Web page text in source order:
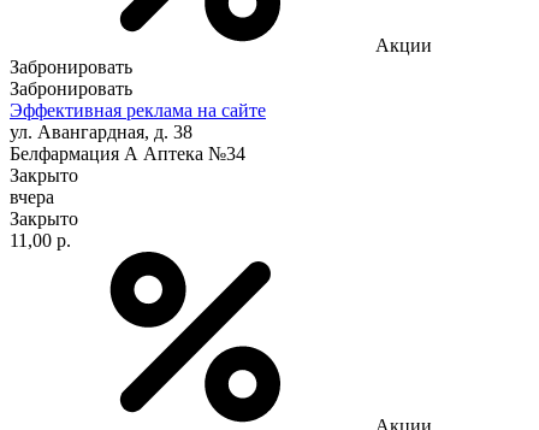
Акции
Забронировать
Забронировать
Эффективная реклама на сайте
ул. Авангардная, д. 38
Белфармация А Аптека №34
Закрыто
вчера
Закрыто
11,00 р.
Акции